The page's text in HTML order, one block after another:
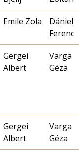
Emile Zola
Dániel
Ferenc
Gergei
Albert
Varga
Géza
Gergei
Albert
Varga
Géza